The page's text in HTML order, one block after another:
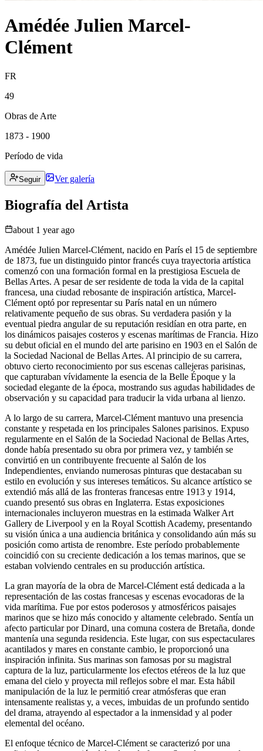
Amédée Julien Marcel-
Clément
FR
49
Obras de Arte
1873 - 1900
Período de vida
Seguir Ver galería
Biografía del Artista
about 1 year ago
Amédée Julien Marcel-Clément, nacido en París el 15 de septiembre
de 1873, fue un distinguido pintor francés cuya trayectoria artística
comenzó con una formación formal en la prestigiosa Escuela de
Bellas Artes. A pesar de ser residente de toda la vida de la capital
francesa, una ciudad rebosante de inspiración artística, Marcel-
Clément optó por representar su París natal en un número
relativamente pequeño de sus obras. Su verdadera pasión y la
eventual piedra angular de su reputación residían en otra parte, en
los dinámicos paisajes costeros y escenas marítimas de Francia. Hizo
su debut oficial en el mundo del arte parisino en 1903 en el Salón de
la Sociedad Nacional de Bellas Artes. Al principio de su carrera,
obtuvo cierto reconocimiento por sus escenas callejeras parisinas,
que capturaban vívidamente la esencia de la Belle Époque y la
sociedad elegante de la época, mostrando sus agudas habilidades de
observación y su capacidad para traducir la vida urbana al lienzo.
A lo largo de su carrera, Marcel-Clément mantuvo una presencia
constante y respetada en los principales Salones parisinos. Expuso
regularmente en el Salón de la Sociedad Nacional de Bellas Artes,
donde había presentado su obra por primera vez, y también se
convirtió en un contribuyente frecuente al Salón de los
Independientes, enviando numerosas pinturas que destacaban su
estilo en evolución y sus intereses temáticos. Su alcance artístico se
extendió más allá de las fronteras francesas entre 1913 y 1914,
cuando presentó sus obras en Inglaterra. Estas exposiciones
internacionales incluyeron muestras en la estimada Walker Art
Gallery de Liverpool y en la Royal Scottish Academy, presentando
su visión única a una audiencia británica y consolidando aún más su
posición como artista de renombre. Este período probablemente
coincidió con su creciente dedicación a los temas marinos, que se
estaban volviendo centrales en su producción artística.
La gran mayoría de la obra de Marcel-Clément está dedicada a la
representación de las costas francesas y escenas evocadoras de la
vida marítima. Fue por estos poderosos y atmosféricos paisajes
marinos que se hizo más conocido y altamente celebrado. Sentía un
afecto particular por Dinard, una comuna costera de Bretaña, donde
mantenía una segunda residencia. Este lugar, con sus espectaculares
acantilados y mares en constante cambio, le proporcionó una
inspiración infinita. Sus marinas son famosas por su magistral
captura de la luz, particularmente los efectos etéreos de la luz que
emana del cielo y proyecta mil reflejos sobre el mar. Esta hábil
manipulación de la luz le permitió crear atmósferas que eran
intensamente realistas y, a veces, imbuidas de un profundo sentido
del drama, atrayendo al espectador a la inmensidad y al poder
elemental del océano.
El enfoque técnico de Marcel-Clément se caracterizó por una